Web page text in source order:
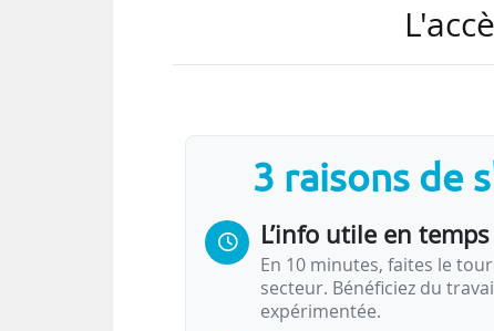
de l’exécution budgétaire 2016
AE et 26,2 Md€ en CP. « Hors
3 raisons de
L’info utile en
En 10 minutes, faites le
secteur. Bénéficiez du
expérimentée.